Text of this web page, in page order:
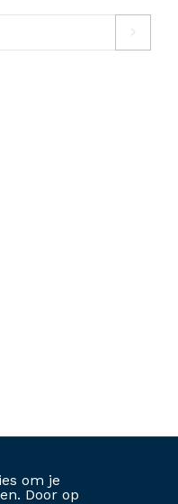
om je
Door op